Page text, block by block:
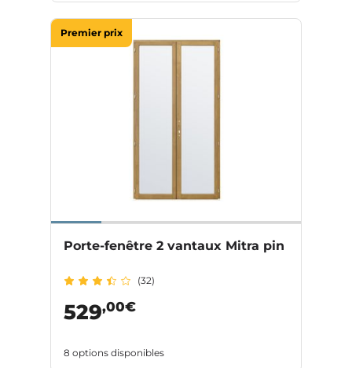
Premier prix
Porte-fenêtre 2 vantaux Mitra pin
(32)
529,00€
8 options disponibles